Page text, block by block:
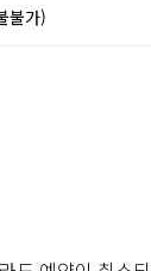
불가)